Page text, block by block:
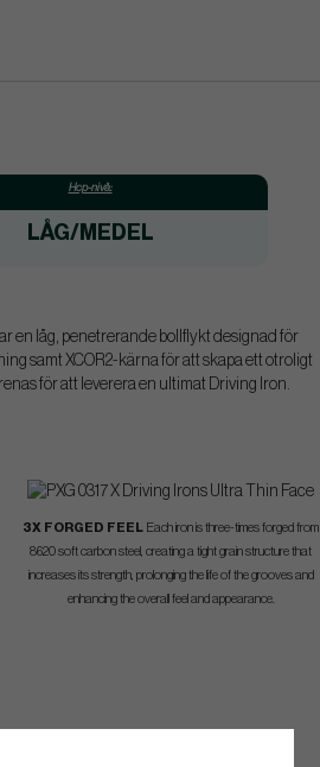
Hcp-nivå:
LÅG/MEDEL
en låg, penetrerande bollflykt designad för
samt XCOR2-kärna för att skapa ett otroligt
för att leverera en ultimat Driving Iron.
3X FORGED FEEL Each iron is three-times forged from
8620 soft carbon steel, creating a tight grain structure that
increases its strength, prolonging the life of the grooves and
enhancing the overall feel and appearance.